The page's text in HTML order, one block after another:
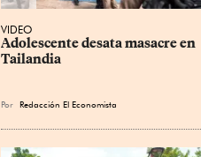
VIDEO
Adolescente desata masacre en
Tailandia
Por Redacción El Economista